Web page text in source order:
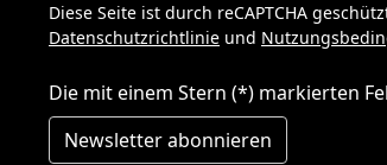
Diese Seite ist durch reCAPTCHA
Datenschutzrichtlinie und
Die mit einem Stern (*) markierten
Newsletter abonnieren